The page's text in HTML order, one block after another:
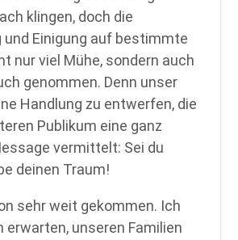
klingen, doch die
Einigung auf bestimmte
nur viel Mühe, sondern auch
genommen. Denn unser
Handlung zu entwerfen, die
Publikum eine ganz
vermittelt: Sei du
deinen Traum!
sehr weit gekommen. Ich
erwarten, unseren Familien